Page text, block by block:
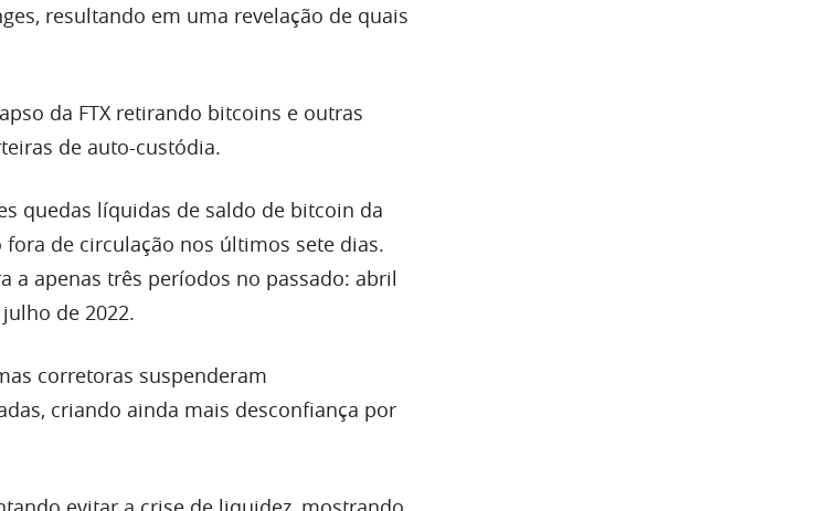
resultando em uma revelação de quais
da FTX retirando bitcoins e outras
de auto-custódia.
quedas líquidas de saldo de bitcoin da
de circulação nos últimos sete dias.
a apenas três períodos no passado: abril
de 2022.
corretoras suspenderam
criando ainda mais desconfiança por